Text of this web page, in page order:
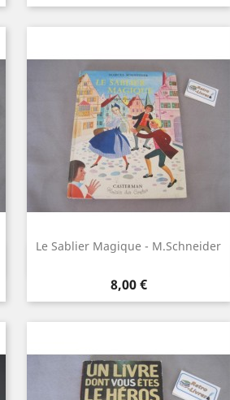
Le Sablier Magique - M.Schneider
Prix
8,00 €